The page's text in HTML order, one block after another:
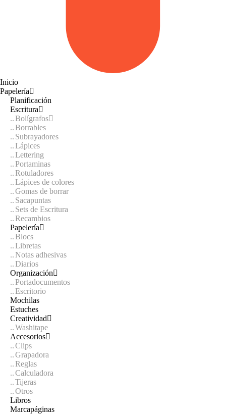
Inicio
Papelería
Planificación
Escritura
Bolígrafos
Borrables
Subrayadores
Lápices
Lettering
Portaminas
Rotuladores
Lápices de colores
Gomas de borrar
Sacapuntas
Sets de Escritura
Recambios
Papelería
Blocs
Libretas
Notas adhesivas
Diarios
Organización
Portadocumentos
Escritorio
Mochilas
Estuches
Creatividad
Washitape
Accesorios
Clips
Grapadora
Reglas
Calculadora
Tijeras
Otros
Libros
Marcapáginas